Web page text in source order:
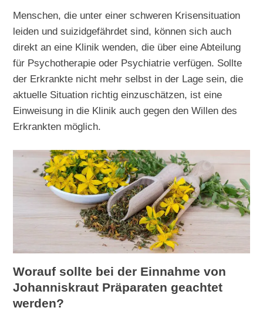
Menschen, die unter einer schweren Krisensituation
leiden und suizidgefährdet sind, können sich auch
direkt an eine Klinik wenden, die über eine Abteilung
für Psychotherapie oder Psychiatrie verfügen. Sollte
der Erkrankte nicht mehr selbst in der Lage sein, die
aktuelle Situation richtig einzuschätzen, ist eine
Einweisung in die Klinik auch gegen den Willen des
Erkrankten möglich.
Worauf sollte bei der Einnahme von
Johanniskraut Präparaten geachtet
werden?